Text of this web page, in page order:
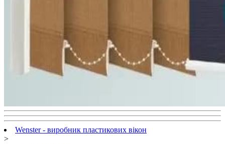
Wenster - виробник пластикових вікон
>